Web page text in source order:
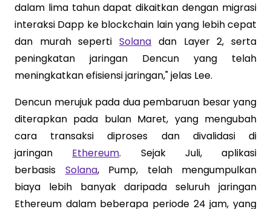
dalam lima tahun dapat dikaitkan dengan migrasi
interaksi Dapp ke blockchain lain yang lebih cepat
dan murah sepertiSolana dan Layer 2, serta
peningkatan jaringan Dencun yang telah
meningkatkan efisiensi jaringan," jelas Lee.
Dencun merujuk pada dua pembaruan besar yang
diterapkan pada bulan Maret, yang mengubah
cara transaksi diproses dan divalidasi di
jaringan Ethereum. Sejak Juli, aplikasi
berbasis Solana, Pump, telah mengumpulkan
biaya lebih banyak daripada seluruh jaringan
Ethereum dalam beberapa periode 24 jam, yang